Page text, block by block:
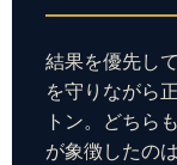
結果を優先し
を守りながら
トン。どちら
が象徴したのは